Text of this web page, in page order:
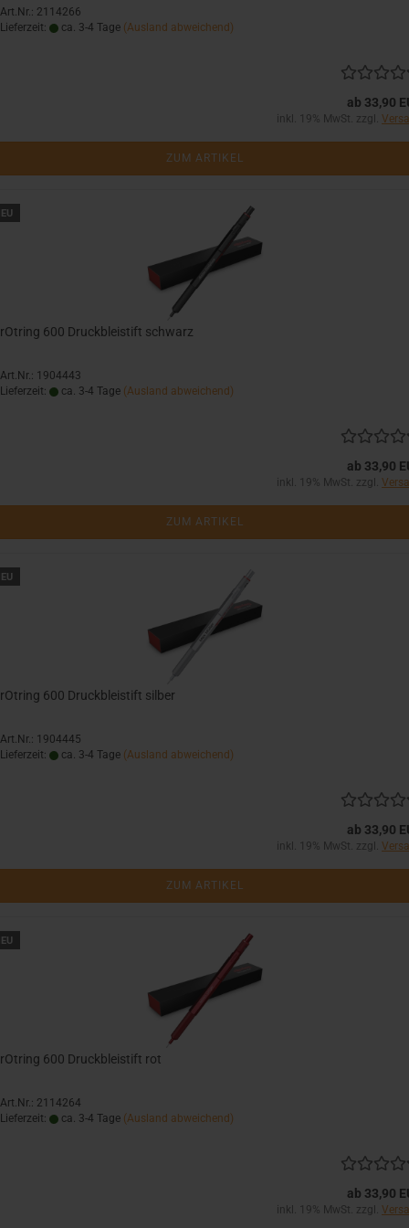
Art.Nr.: 2114266
Lieferzeit:
ca. 3-4 Tage (Ausland abweichend)
ab 33,90
inkl. 19% MwSt. zzgl.
ZUM ARTIKEL
rOtring 600 Druckbleistift schwarz
Art.Nr.: 1904443
Lieferzeit:
ca. 3-4 Tage (Ausland abweichend)
ab 33,90
inkl. 19% MwSt. zzgl.
ZUM ARTIKEL
rOtring 600 Druckbleistift silber
Art.Nr.: 1904445
Lieferzeit:
ca. 3-4 Tage (Ausland abweichend)
ab 33,90
inkl. 19% MwSt. zzgl.
ZUM ARTIKEL
rOtring 600 Druckbleistift rot
Art.Nr.: 2114264
Lieferzeit:
ca. 3-4 Tage (Ausland abweichend)
ab 33,90
inkl. 19% MwSt. zzgl.